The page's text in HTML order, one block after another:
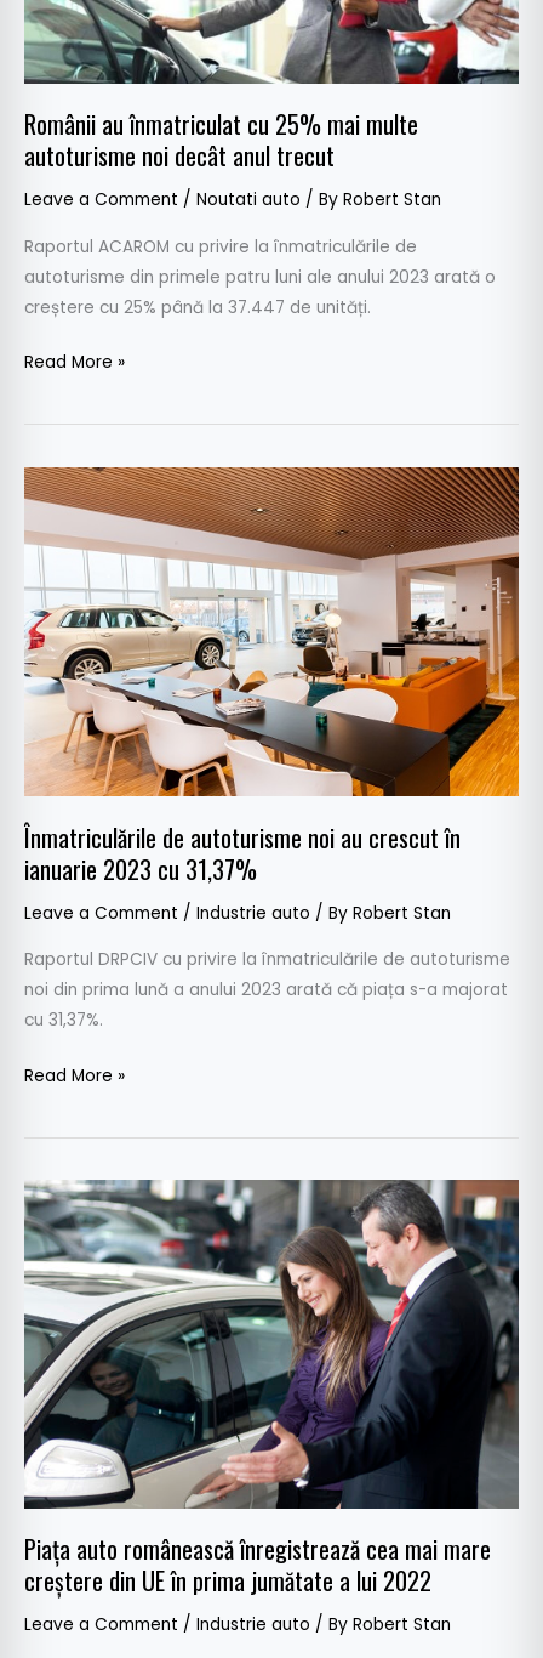
Românii au înmatriculat cu 25% mai multe
autoturisme noi decât anul trecut
Leave a Comment / Noutati auto / By Robert Stan
Raportul ACAROM cu privire la înmatriculările de
autoturisme din primele patru luni ale anului 2023 arată o
creștere cu 25% până la 37.447 de unități.
autoturisme
noi
decât
trecut
Read More »
Înmatriculările de autoturisme noi au crescut în
ianuarie 2023 cu 31,37%
Leave a Comment / Industrie auto / By Robert Stan
Raportul DRPCIV cu privire la înmatriculările de autoturisme
noi din prima lună a anului 2023 arată că piața s-a majorat
cu 31,37%.
Înmatriculările
autoturisme
noi
au
crescut
în
ianuarie
cu
31,37%
Read More »
Piața auto românească înregistrează cea mai mare
creștere din UE în prima jumătate a lui 2022
Leave a Comment / Industrie auto / By Robert Stan
Piața
auto
românească
înregistrează
cea
mai
mare
creștere
din
UE
în
jumătate
a
lui